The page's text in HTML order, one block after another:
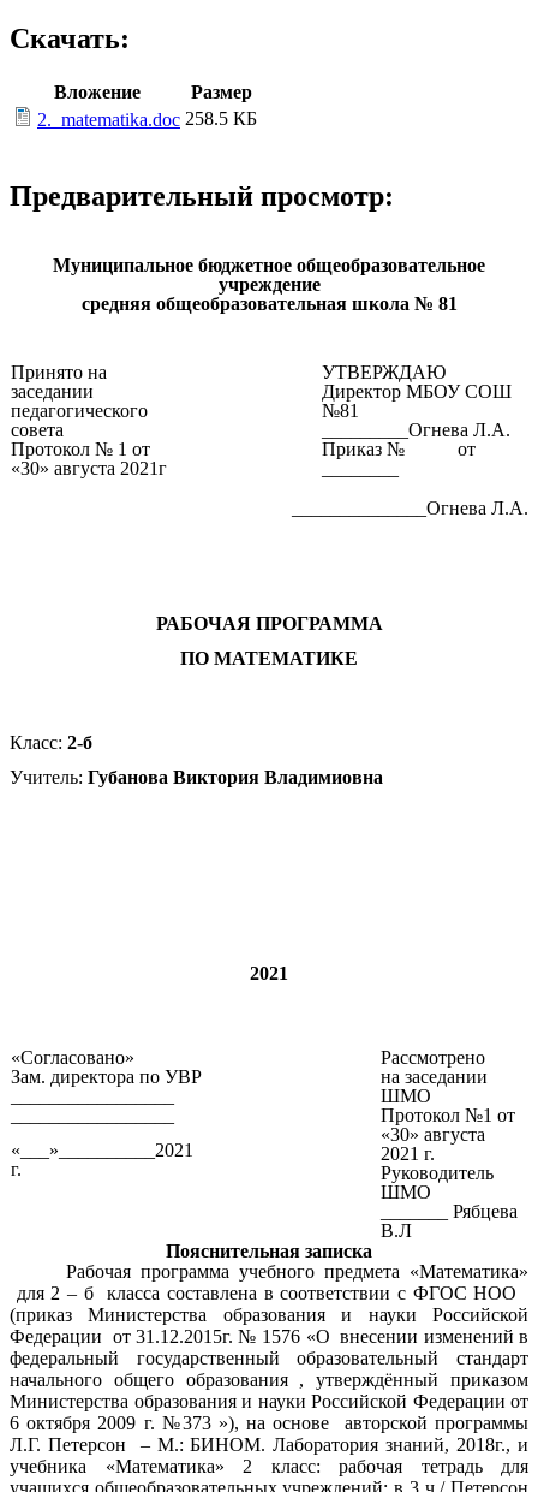
Скачать:
Вложение
Размер
2._matematika.doc 258.5 КБ
Предварительный просмотр:
Муниципальное бюджетное общеобразовательное
учреждение
средняя общеобразовательная школа № 81
Принято на
заседании
педагогического
совета
Протокол № 1 от
«30» августа 2021г
УТВЕРЖДАЮ
Директор МБОУ СОШ
№81
_________Огнева Л.А.
Приказ № от
______________Огнева Л.А.
РАБОЧАЯ ПРОГРАММА
ПО МАТЕМАТИКЕ
Класс: 2-б
Учитель: Губанова Виктория Владимиовна
2021
«Согласовано»
Зам. директора по УВР
«___»__________2021
г.
Рассмотрено
на заседании
ШМО
Протокол №1 от
«30» августа
2021 г.
Руководитель
ШМО
_______ Рябцева
В.Л
Пояснительная записка
Рабочая программа учебного предмета «Математика»
для 2 – б класса составлена в соответствии с ФГОС НОО
(приказ Министерства образования и науки Российской
Федерации от 31.12.2015г. № 1576 «О внесении изменений в
федеральный государственный образовательный стандарт
начального общего образования , утверждённый приказом
Министерства образования и науки Российской Федерации от
6 октября 2009 г. №373 »),на основе авторской программы
Л.Г. Петерсон – М.: БИНОМ. Лаборатория знаний, 2018г., и
учебника «Математика» 2 класс: рабочая тетрадь для
учащихся общеобразовательных учреждений: в 3 ч / Петерсон